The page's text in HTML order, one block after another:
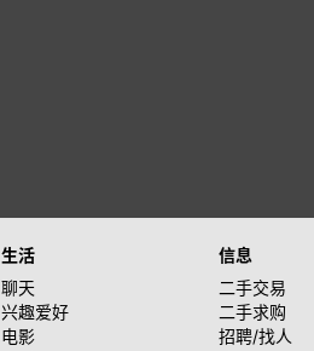
生活
聊天
兴趣爱好
电影
信息
二手交易
二手求购
招聘/找人